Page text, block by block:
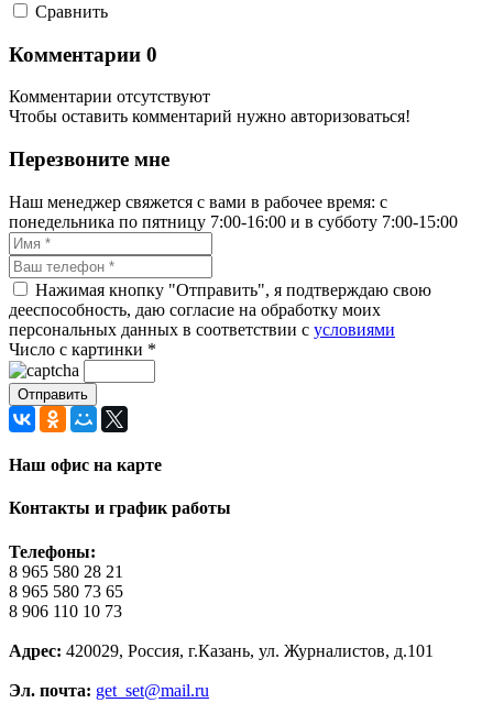
Cравнить
Комментарии 0
Комментарии отсутствуют
Чтобы оставить комментарий нужно авторизоваться!
Перезвоните мне
Наш менеджер свяжется с вами в рабочее время: с
понедельника по пятницу 7:00-16:00 и в субботу 7:00-15:00
Нажимая кнопку "Отправить", я подтверждаю свою
дееспособность, даю согласие на обработку моих
персональных данных в соответствии с условиями
Число с картинки *
Наш офис на карте
Контакты и график работы
Телефоны:
8 965 580 28 21
8 965 580 73 65
8 906 110 10 73
Адрес: 420029, Россия, г.Казань, ул. Журналистов, д.101
Эл. почта: get_set@mail.ru